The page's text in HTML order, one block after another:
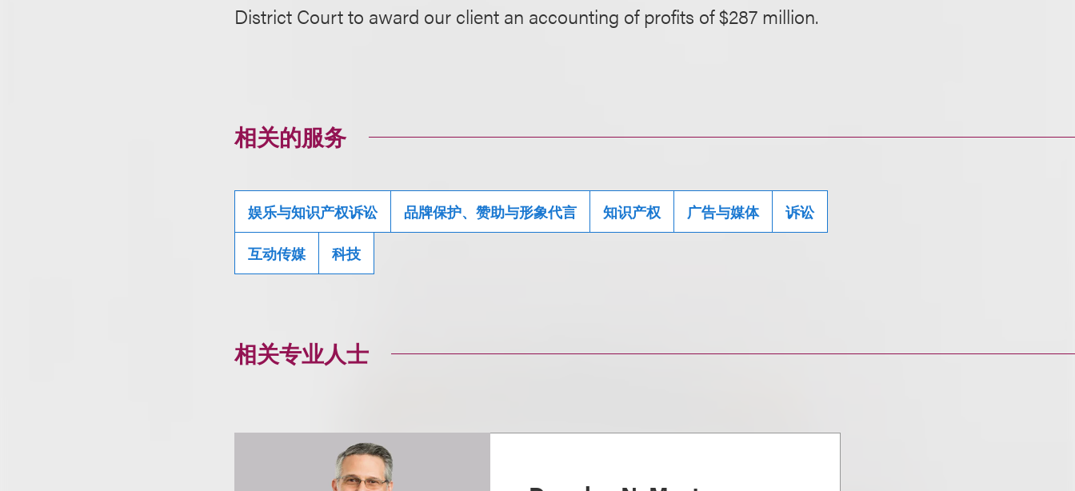
District Court to award our client an accounting of profits of $287 million.
相关的服务
娱乐与知识产权诉讼 品牌保护、赞助与形象代言 知识产权 广告与媒体 诉讼
互动传媒 科技
相关专业人士